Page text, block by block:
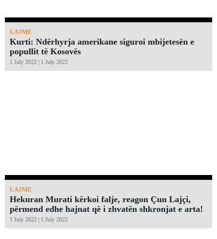
LAJME
Kurti: Ndërhyrja amerikane siguroi mbijetesën e
popullit të Kosovës
1 July 2022 | 1 July 2022
LAJME
Hekuran Murati kërkoi falje, reagon Çun Lajçi,
përmend edhe hajnat që i zhvatën shkronjat e arta!￼
1 July 2022 | 1 July 2022